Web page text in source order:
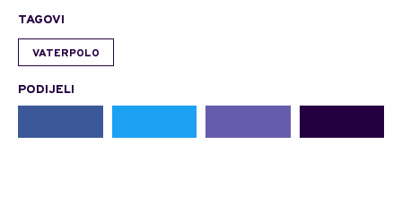
TAGOVI
VATERPOLO
PODIJELI